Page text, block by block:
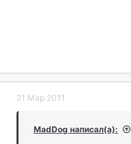
21 Мар 2011
MadDog написал(а):